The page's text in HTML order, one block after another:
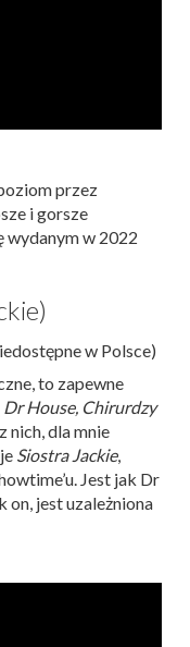
przez
i gorsze
wydanym w 2022
w Polsce)
to zapewne
Dr House, Chirurdzy
nich, dla mnie
Siostra Jackie,
Jest jak Dr
on, jest uzależniona